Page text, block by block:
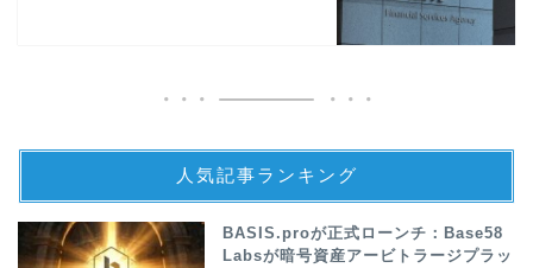
人気記事ランキング
BASIS.proが正式ローンチ：Base58
Labsが暗号資産アービトラージプラッ